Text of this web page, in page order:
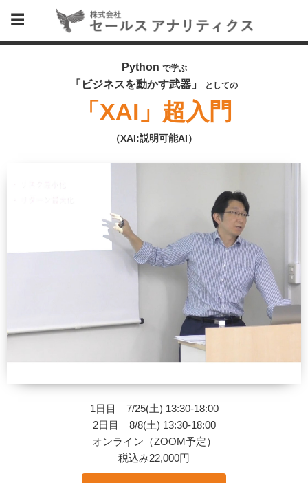
Python で学ぶ
「ビジネスを動かす武器」 としての
「XAI」超入門
（XAI:説明可能AI）
1日目 7/25(土) 13:30-18:00
2日目 8/8(土) 13:30-18:00
オンライン（ZOOM予定）
税込み22,000円